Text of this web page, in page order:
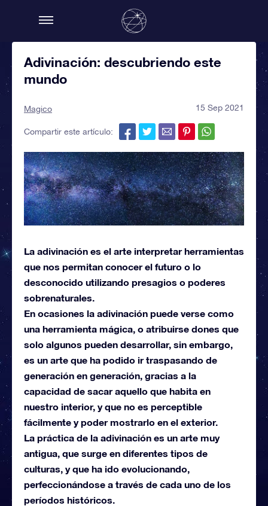
Adivinación: descubriendo este
mundo
Magico 15 Sep 2021
Compartir este artículo:
La adivinación es el arte interpretar herramientas
que nos permitan conocer el futuro o lo
desconocido utilizando presagios o poderes
sobrenaturales.
En ocasiones la adivinación puede verse como
una herramienta mágica, o atribuirse dones que
solo algunos pueden desarrollar, sin embargo,
es un arte que ha podido ir traspasando de
generación en generación, gracias a la
capacidad de sacar aquello que habita en
nuestro interior, y que no es perceptible
fácilmente y poder mostrarlo en el exterior.
La práctica de la adivinación es un arte muy
antigua, que surge en diferentes tipos de
culturas, y que ha ido evolucionando,
perfeccionándose a través de cada uno de los
períodos históricos.